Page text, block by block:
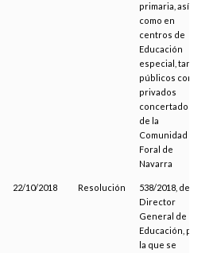
primaria, así
como en
centros de
Educación
especial, tanto
públicos como
privados
concertados,
de la
Comunidad
Foral de
Navarra
22/10/2018 Resolución
538/2018, del
Director
General de
Educación, por
la que se